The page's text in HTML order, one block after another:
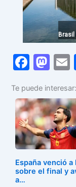
Brasil
F
c
e
b
o
o
k
M
st
o
d
o
n
l
Te puede interesar:
España venció a
sobre el final y
a…